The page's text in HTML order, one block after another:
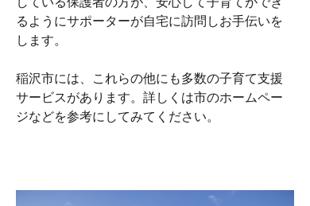
るようにサポーターが自宅に訪問しお手伝いを
します。
稲沢市には、これらの他にも多数の子育て支援
サービスがあります。詳しくは市のホームペー
ジなどを参考にしてみてください。